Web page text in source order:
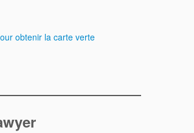
obtenir la carte verte